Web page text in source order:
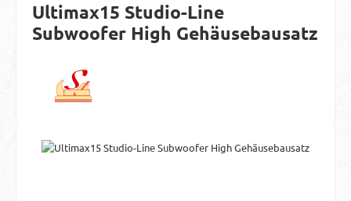
Ultimax15 Studio-Line
Subwoofer High Gehäusebausatz
Bildergalerie überspringen